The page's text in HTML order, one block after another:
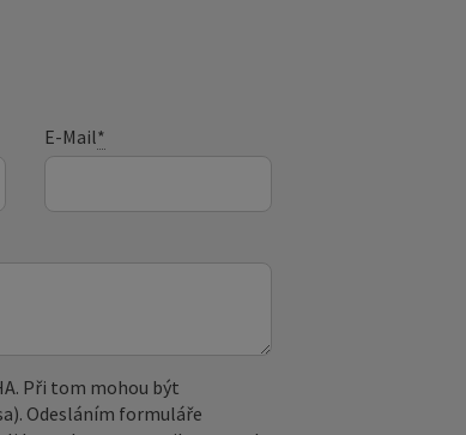
E-Mail*
Při tom mohou být
Odesláním formuláře